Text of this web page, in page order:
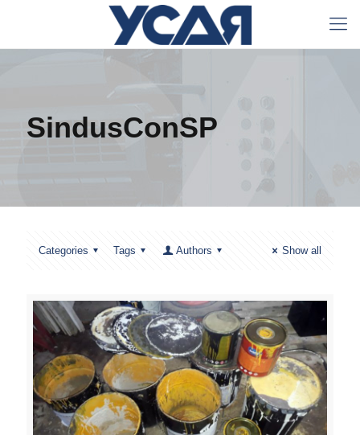
SindusConSP
Categories Tags Authors Show all